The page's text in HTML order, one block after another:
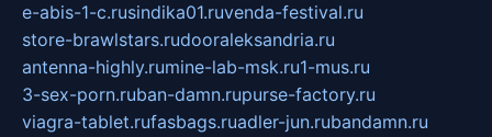
e-abis-1-c.rusindika01.ruvenda-festival.ru
store-brawlstars.rudooraleksandria.ru
antenna-highly.rumine-lab-msk.ru1-mus.ru
3-sex-porn.ruban-damn.rupurse-factory.ru
viagra-tablet.rufasbags.ruadler-jun.rubandamn.ru